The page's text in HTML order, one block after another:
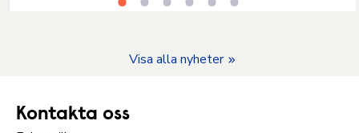
Visa alla nyheter
Kontakta oss